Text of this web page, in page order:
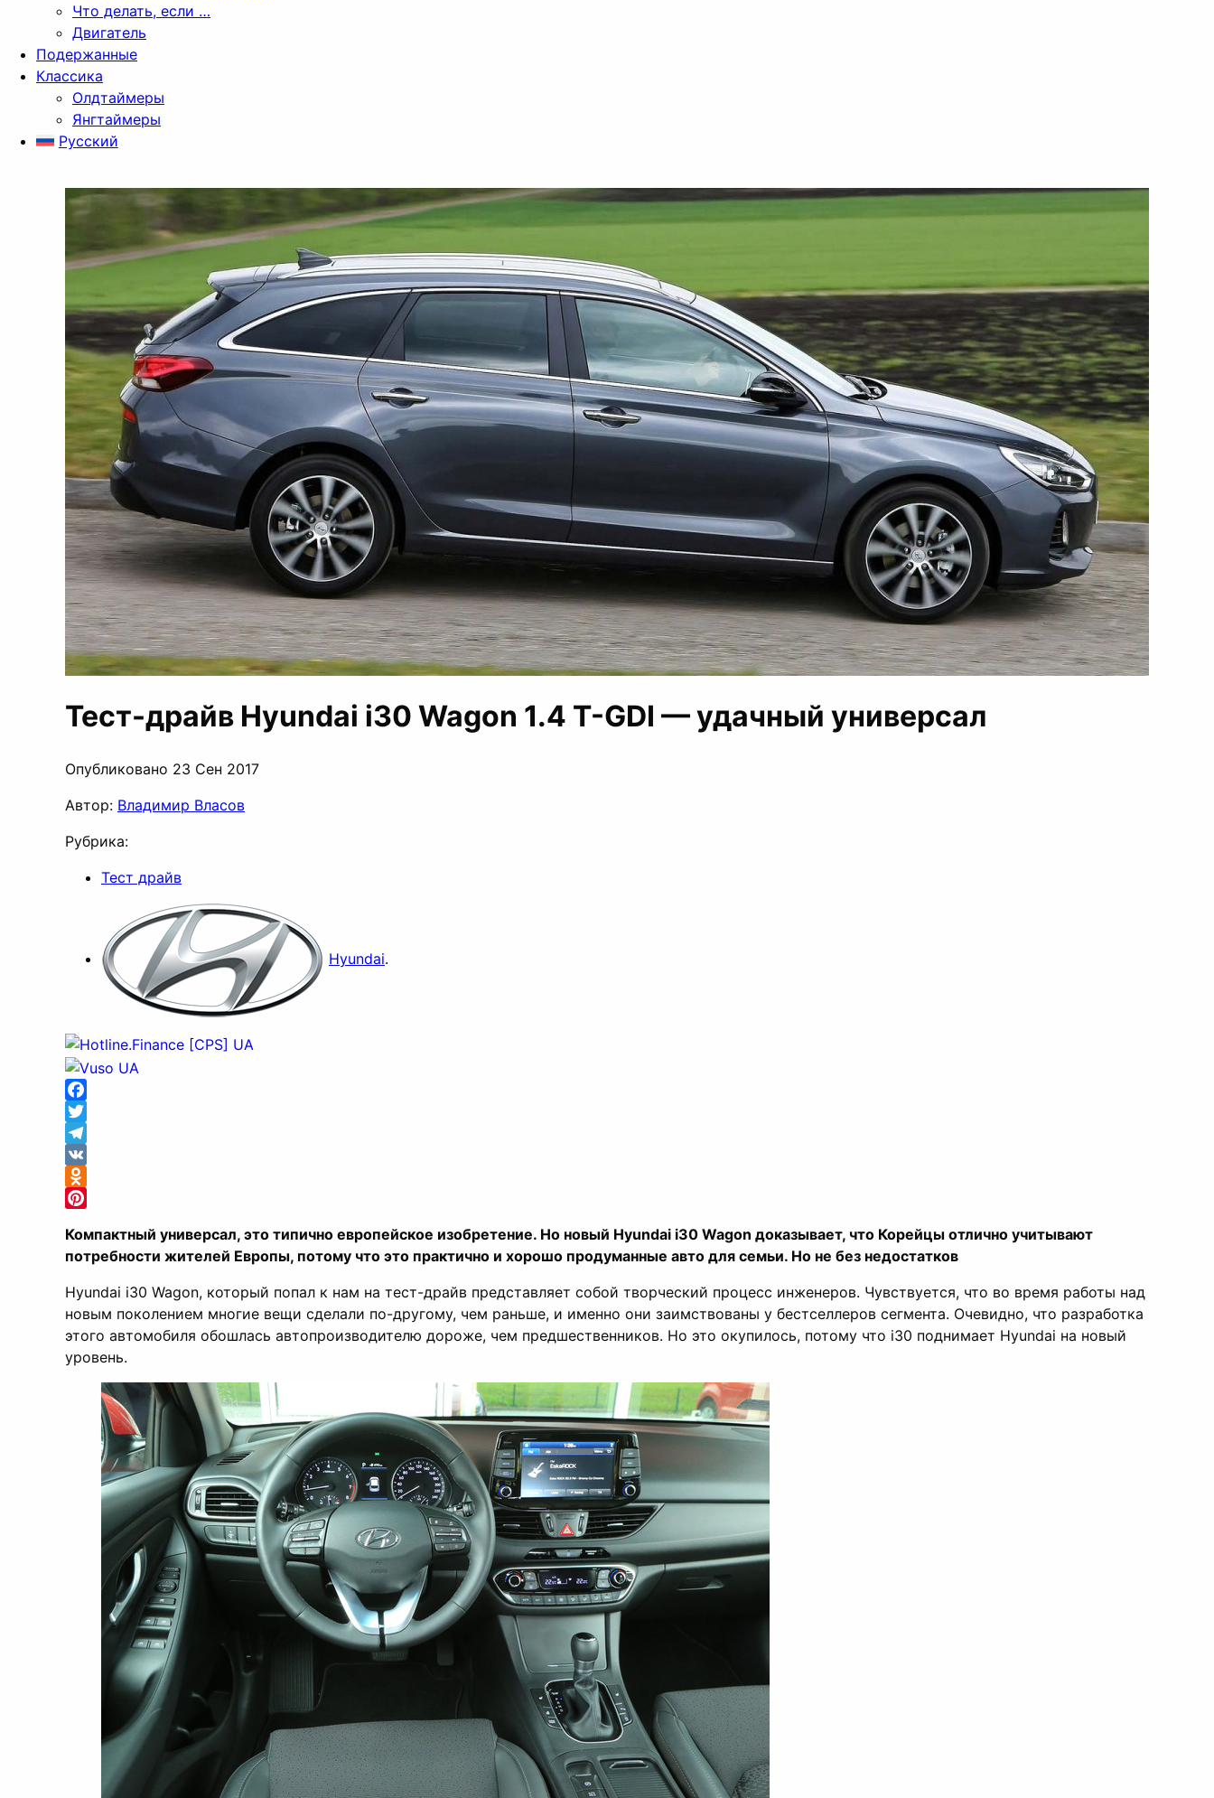
Что делать, если …
Двигатель
Подержанные
Классика
Олдтаймеры
Янгтаймеры
Русский
Тест-драйв Hyundai i30 Wagon 1.4 T-GDI — удачный универсал
Опубликовано 23 Сен 2017
Автор: Владимир Власов
Рубрика:
Тест драйв
Hyundai.
Facebook
Twitter
Telegram
VK
Odnoklassniki
Компактный универсал, это типично европейское изобретение. Но новый Hyundai i30 Wagon доказывает, что Корейцы отлично учитывают
потребности жителей Европы, потому что это практично и хорошо продуманные авто для семьи. Но не без недостатков
Hyundai i30 Wagon, который попал к нам на тест-драйв представляет собой творческий процесс инженеров. Чувствуется, что во время работы над
новым поколением многие вещи сделали по-другому, чем раньше, и именно они заимствованы у бестселлеров сегмента. Очевидно, что разработка
этого автомобиля обошлась автопроизводителю дороже, чем предшественников. Но это окупилось, потому что i30 поднимает Hyundai на новый
уровень.